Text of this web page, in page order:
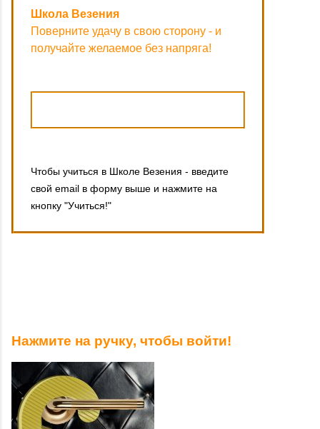
Школа Везения
Поверните удачу в свою сторону - и
получайте желаемое без напряга!
Чтобы учиться в Школе Везения - введите
свой email в форму выше и нажмите на
кнопку "Учиться!"
Нажмите на ручку, чтобы войти!